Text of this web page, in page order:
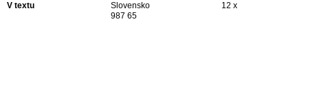
V textu
Slovensko
987 65
12 x